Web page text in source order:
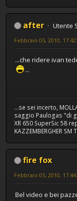
after
Utente
Febbraio 05, 2010,
...che ridere ivan
...
...se sei incerto,
saggio Paulogas "di
XR 650 SuperSic 58
KAZZEMBERGHER
fire fox
Febbraio 05, 2010,
Bel video e bei